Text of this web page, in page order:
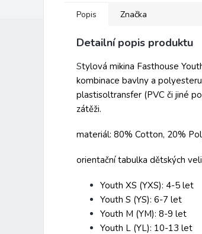
Popis Značka
Detailní popis produktu
Stylová mikina Fasthouse
kombinace bavlny a
plastisoltransfer (PVC či jiné
zátěži.
materiál: 80% Cotton, 20%
orientační tabulka dětských
Youth XS (YXS): 4-5 let
Youth S (YS): 6-7 let
Youth M (YM): 8-9 let
Youth L (YL): 10-13 let